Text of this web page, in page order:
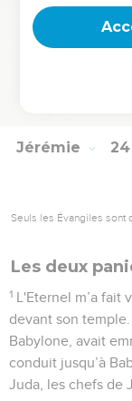
à cause de
vous et la ville
Jérémie 24
Seuls les Évangiles sont
Les deux
1 L'Eternel m’a fait
devant son
Babylone, avait
conduit jusqu’à
Juda, les chefs de